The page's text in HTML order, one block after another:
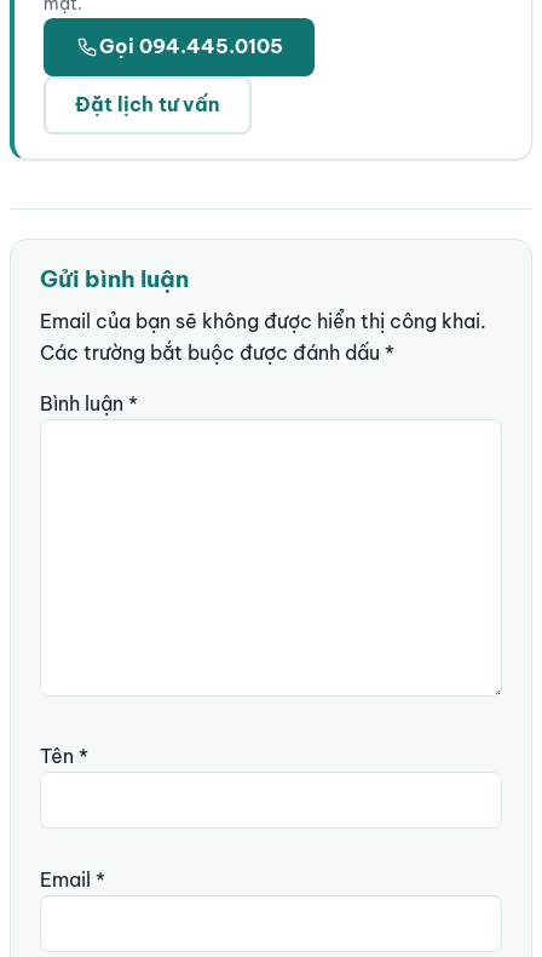
Gọi 094.445.0105
Đặt lịch tư vấn
Gửi bình luận
Email của bạn sẽ không được hiển thị công khai.
Các trường bắt buộc được đánh dấu *
Bình luận *
Tên *
Email *